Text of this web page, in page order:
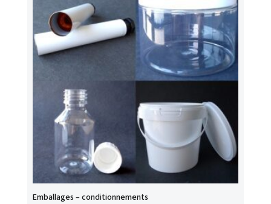
Emballages – conditionnements